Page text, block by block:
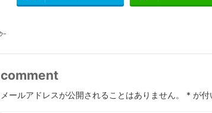
-
comment
メールアドレスが公開されることはありません。 * が付